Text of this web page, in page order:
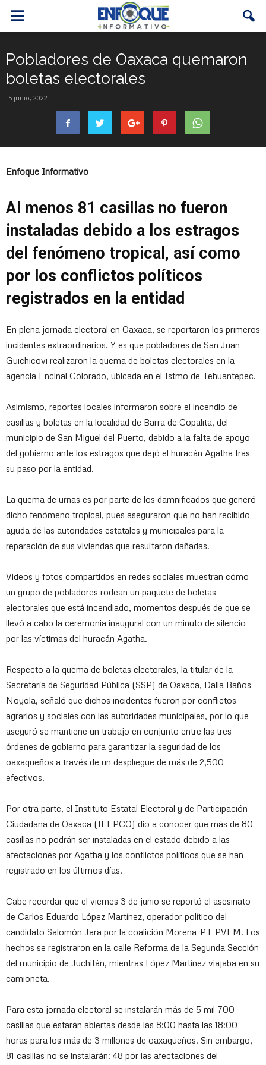
Pobladores de Oaxaca quemaron
boletas electorales
5 junio, 2022
Enfoque Informativo
Al menos 81 casillas no fueron
instaladas debido a los estragos
del fenómeno tropical, así como
por los conflictos políticos
registrados en la entidad
En plena jornada electoral en Oaxaca, se reportaron los primeros
incidentes extraordinarios. Y es que pobladores de San Juan
Guichicovi realizaron la quema de boletas electorales en la
agencia Encinal Colorado, ubicada en el Istmo de Tehuantepec.
Asimismo, reportes locales informaron sobre el incendio de
casillas y boletas en la localidad de Barra de Copalita, del
municipio de San Miguel del Puerto, debido a la falta de apoyo
del gobierno ante los estragos que dejó el huracán Agatha tras
su paso por la entidad.
La quema de urnas es por parte de los damnificados que generó
dicho fenómeno tropical, pues aseguraron que no han recibido
ayuda de las autoridades estatales y municipales para la
reparación de sus viviendas que resultaron dañadas.
Videos y fotos compartidos en redes sociales muestran cómo
un grupo de pobladores rodean un paquete de boletas
electorales que está incendiado, momentos después de que se
llevó a cabo la ceremonia inaugural con un minuto de silencio
por las víctimas del huracán Agatha.
Respecto a la quema de boletas electorales, la titular de la
Secretaría de Seguridad Pública (SSP) de Oaxaca, Dalia Baños
Noyola, señaló que dichos incidentes fueron por conflictos
agrarios y sociales con las autoridades municipales, por lo que
aseguró se mantiene un trabajo en conjunto entre las tres
órdenes de gobierno para garantizar la seguridad de los
oaxaqueños a través de un despliegue de más de 2,500
efectivos.
Por otra parte, el Instituto Estatal Electoral y de Participación
Ciudadana de Oaxaca (IEEPCO) dio a conocer que más de 80
casillas no podrán ser instaladas en el estado debido a las
afectaciones por Agatha y los conflictos políticos que se han
registrado en los últimos días.
Cabe recordar que el viernes 3 de junio se reportó el asesinato
de Carlos Eduardo López Martínez, operador político del
candidato Salomón Jara por la coalición Morena-PT-PVEM. Los
hechos se registraron en la calle Reforma de la Segunda Sección
del municipio de Juchitán, mientras López Martínez viajaba en su
camioneta.
Para esta jornada electoral se instalarán más de 5 mil 700
casillas que estarán abiertas desde las 8:00 hasta las 18:00
horas para los más de 3 millones de oaxaqueños. Sin embargo,
81 casillas no se instalarán: 48 por las afectaciones del